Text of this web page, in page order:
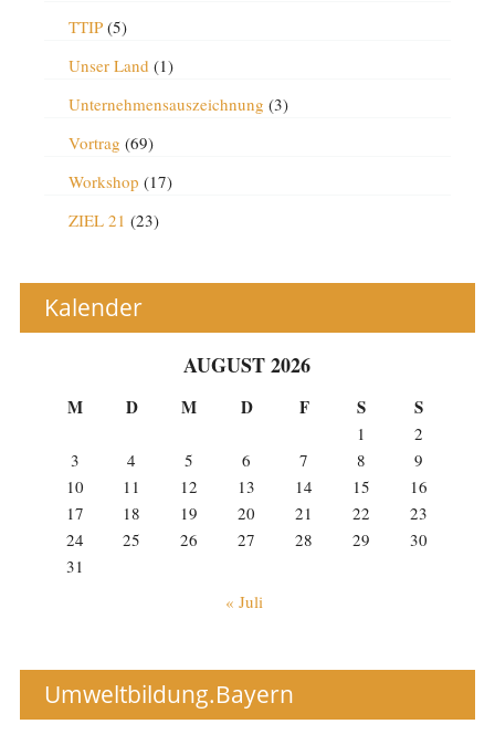
TTIP(5)
Unser Land (1)
Unternehmensauszeichnung (3)
Vortrag (69)
Workshop (17)
ZIEL 21 (23)
Kalender
AUGUST 2026
M D M D F S S
1
2
3
4 5 6 7 8
9
10
11 12 13 14 15
16
17
18 19 20 21 22
23
24
25 26 27 28 29
30
31
« Juli
Umweltbildung.Bayern